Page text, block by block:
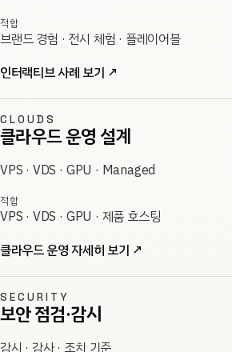
적합
브랜드 경험 · 전시 체험 · 플레이어블
인터랙티브 사례 보기 ↗
CLOUDS
클라우드 운영 설계
VPS · VDS · GPU · Managed
적합
VPS · VDS · GPU · 제품 호스팅
클라우드 운영 자세히 보기 ↗
SECURITY
보안 점검·감시
감시 · 감사 · 조치 기준